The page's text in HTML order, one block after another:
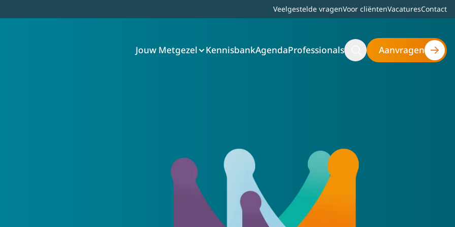
Top bar menu
Veelgestelde vragenVoor cliëntenVacaturesContact
Jouw Metgezel KennisbankAgendaProfessionals Aanvragen